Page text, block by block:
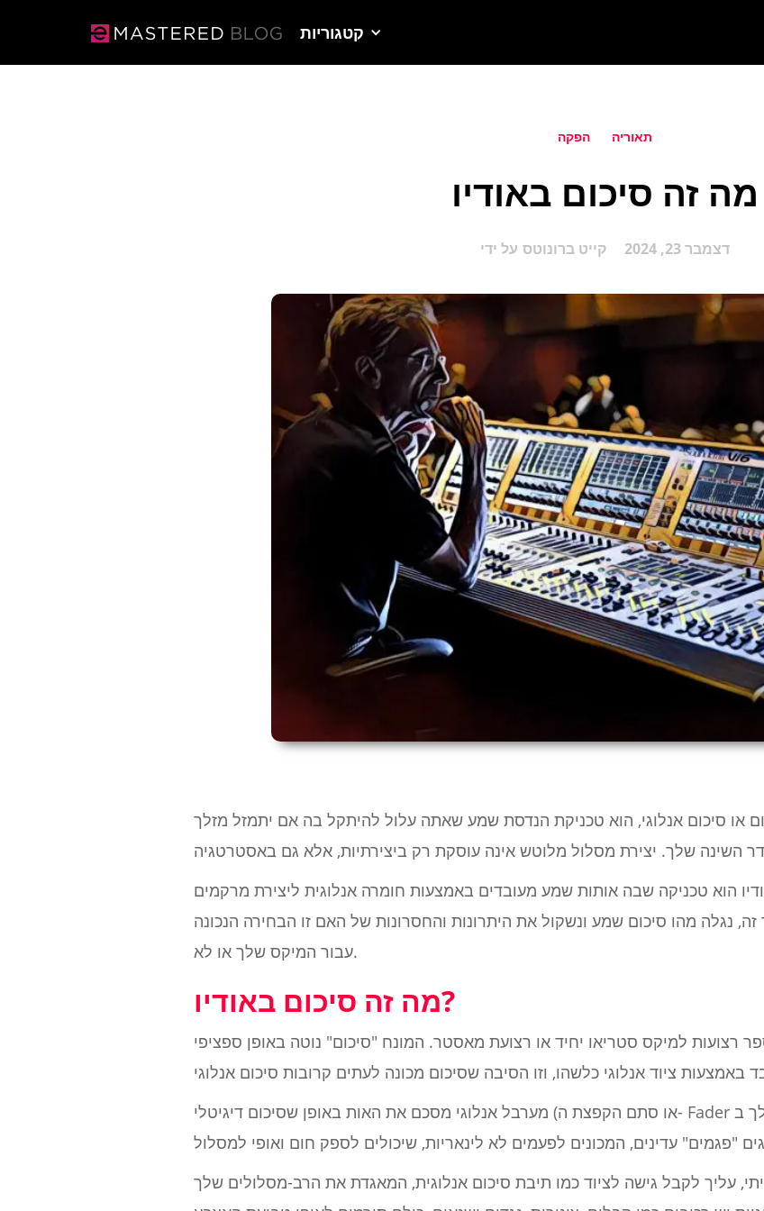
קטגוריות
הפקה תאוריה
מה זה סיכום באודיו
על ידי קייט ברונוטס דצמבר 23, 2024
או סיכום אנלוגי, הוא טכניקת הנדסת שמע שאתה עלול להיתקל בה אם יתמזל מזלך
הוא טכניקה שבה אותות שמע מעובדים באמצעות חומרה אנלוגית ליצירת מרקמים
נגלה מהו סיכום שמע ונשקול את היתרונות והחסרונות של האם זו הבחירה הנכונה
עבור המיקס שלך או לא.
מה זה סיכום באודיו?
רצועות למיקס סטריאו יחיד או רצועת מאסטר. המונח "סיכום" נוטה באופן ספציפי
מערבל אנלוגי מסכם את האות באופן שסיכום דיגיטלי (או סתם הקפצת ה- Fader הראשי שלך ב- DAW שלך) לא עושה זאת.
עליך לקבל גישה לציוד כמו תיבת סיכום אנלוגית, המאגדת את הרב-מסלולים שלך